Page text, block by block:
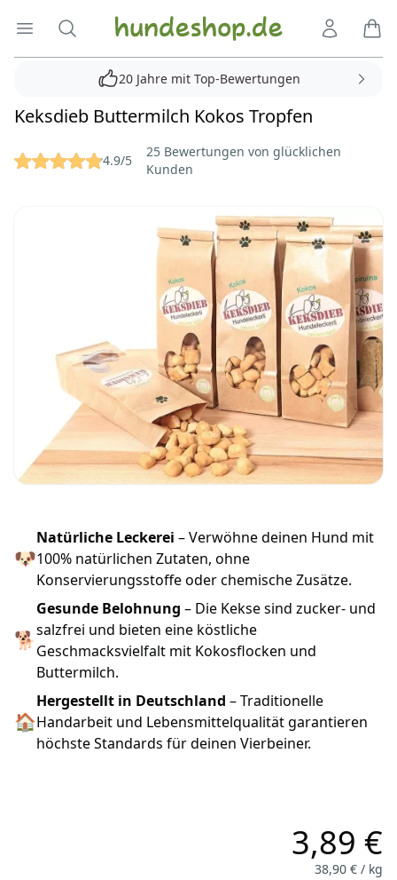
Menü öffnen
Suche Hundeshop.de
20 Jahre mit Top-Bewertungen
Keksdieb Buttermilch Kokos Tropfen
Reviews 4.9/5
25 Bewertungen von glücklichen
Kunden
🐶
Natürliche Leckerei – Verwöhne deinen Hund mit
100% natürlichen Zutaten, ohne
Konservierungsstoffe oder chemische Zusätze.
🐕
Gesunde Belohnung – Die Kekse sind zucker- und
salzfrei und bieten eine köstliche
Geschmacksvielfalt mit Kokosflocken und
Buttermilch.
🏠
Hergestellt in Deutschland – Traditionelle
Handarbeit und Lebensmittelqualität garantieren
höchste Standards für deinen Vierbeiner.
3,89 €
38,90 € / kg